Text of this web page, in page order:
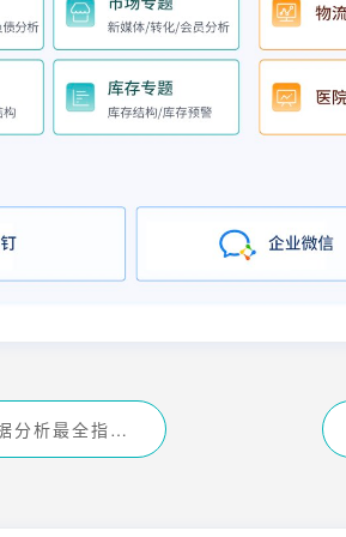
餐饮会员数据分析最全指南，抓住回头客